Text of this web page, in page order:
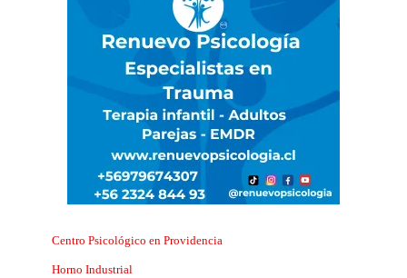
Centro Psicológico en Providencia
Horno Industrial